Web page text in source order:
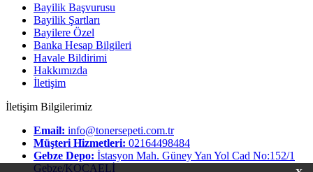
Bayilik Başvurusu
Bayilik Şartları
Bayilere Özel
Banka Hesap Bilgileri
Havale Bildirimi
Hakkımızda
İletişim
İletişim Bilgilerimiz
Email: info@tonersepeti.com.tr
Müşteri Hizmetleri: 02164498484
Gebze Depo: İstasyon Mah. Güney Yan Yol Cad No:152/1
Gebze/KOCAELİ